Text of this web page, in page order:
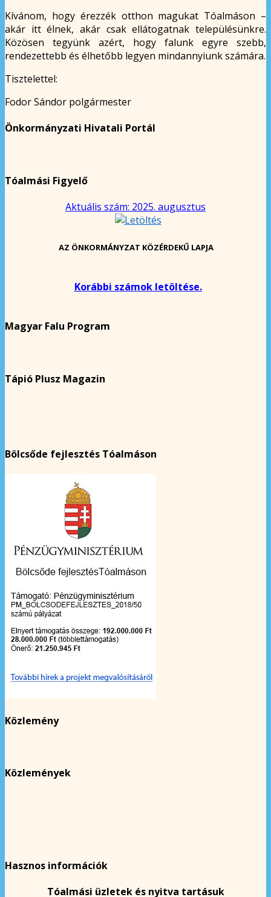
Kívánom, hogy érezzék otthon magukat Tóalmáson –
akár itt élnek, akár csak ellátogatnak településünkre.
Közösen tegyünk azért, hogy falunk egyre szebb,
rendezettebb és élhetőbb legyen mindannyiunk számára.
Tisztelettel:
Fodor Sándor polgármester
Önkormányzati Hivatali Portál
Tóalmási Figyelő
Aktuális szám: 2025. augusztus
AZ ÖNKORMÁNYZAT KÖZÉRDEKŰ LAPJA
Korábbi számok letöltése.
Magyar Falu Program
Tápió Plusz Magazin
Bölcsőde fejlesztés Tóalmáson
Közlemény
Közlemények
Hasznos információk
Tóalmási üzletek és nyitva tartásuk